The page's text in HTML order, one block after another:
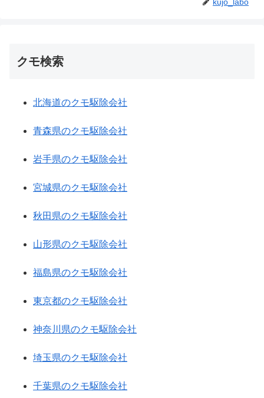
クモ検索
北海道のクモ駆除会社
青森県のクモ駆除会社
岩手県のクモ駆除会社
宮城県のクモ駆除会社
秋田県のクモ駆除会社
山形県のクモ駆除会社
福島県のクモ駆除会社
東京都のクモ駆除会社
神奈川県のクモ駆除会社
埼玉県のクモ駆除会社
千葉県のクモ駆除会社